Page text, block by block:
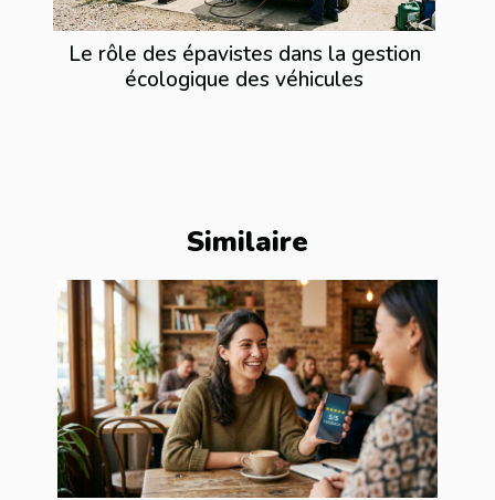
Le rôle des épavistes dans la gestion
écologique des véhicules
Similaire